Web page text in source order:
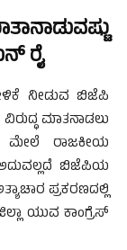
ರೈ
ನೀಡುವ ಬಿಜೆಪಿ
ಮಾತನಾಡಲು
ಮೇಲೆ ರಾಜಕೀಯ
ಬಿಜೆಪಿಯ
ಪ್ರಕರಣದಲ್ಲಿ
ಯುವ ಕಾಂಗ್ರೆಸ್